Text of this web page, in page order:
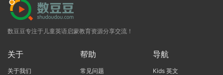
数豆豆专注于儿童英语启蒙教育资源分享交流！
关于
关于我们
帮助
常见问题
导航
Kids 英文